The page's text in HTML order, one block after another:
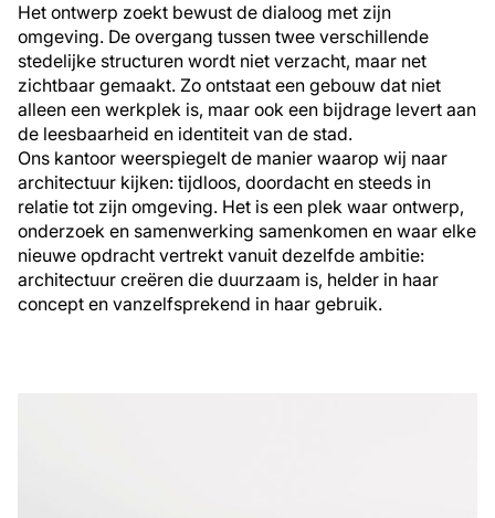
Het ontwerp zoekt bewust de dialoog met zijn
omgeving. De overgang tussen twee verschillende
stedelijke structuren wordt niet verzacht, maar net
zichtbaar gemaakt. Zo ontstaat een gebouw dat niet
alleen een werkplek is, maar ook een bijdrage levert aan
de leesbaarheid en identiteit van de stad.
Ons kantoor weerspiegelt de manier waarop wij naar
architectuur kijken: tijdloos, doordacht en steeds in
relatie tot zijn omgeving. Het is een plek waar ontwerp,
onderzoek en samenwerking samenkomen en waar elke
nieuwe opdracht vertrekt vanuit dezelfde ambitie:
architectuur creëren die duurzaam is, helder in haar
concept en vanzelfsprekend in haar gebruik.